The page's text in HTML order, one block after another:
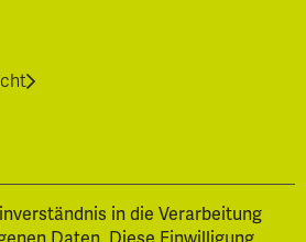
in die Verarbeitung